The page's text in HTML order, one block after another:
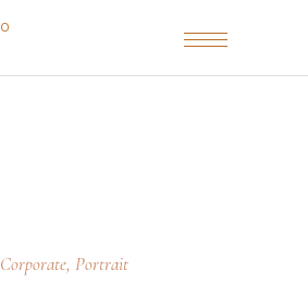
Corporate, Portrait